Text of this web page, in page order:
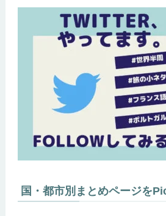
国・都市別まとめページを